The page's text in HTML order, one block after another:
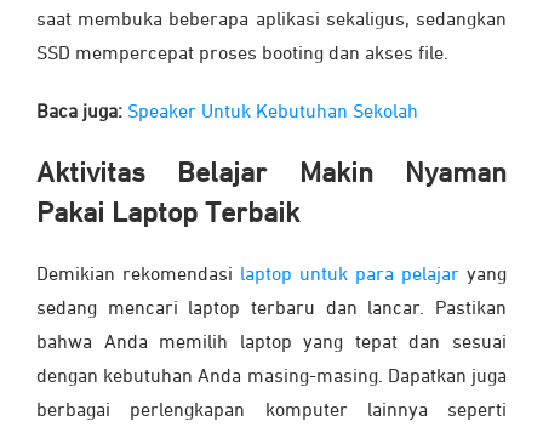
saat membuka beberapa aplikasi sekaligus, sedangkan
SSD mempercepat proses booting dan akses file.
Baca juga: Speaker Untuk Kebutuhan Sekolah
Aktivitas Belajar Makin Nyaman
Pakai Laptop Terbaik
Demikian rekomendasi laptop untuk para pelajar yang
sedang mencari laptop terbaru dan lancar. Pastikan
bahwa Anda memilih laptop yang tepat dan sesuai
dengan kebutuhan Anda masing-masing. Dapatkan juga
berbagai perlengkapan komputer lainnya seperti